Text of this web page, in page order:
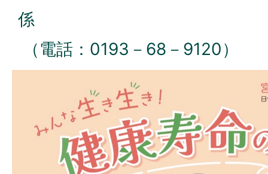
係
（電話：0193－68－9120）